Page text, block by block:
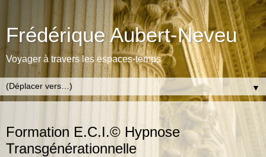
Frédérique Aubert-Neveu
Voyager à travers les espaces-temps
▼
Formation E.C.I.© Hypnose
Transgénérationnelle